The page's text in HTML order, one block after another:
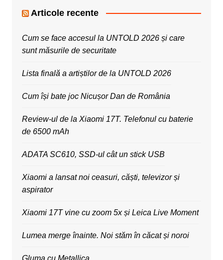
Articole recente
Cum se face accesul la UNTOLD 2026 și care
sunt măsurile de securitate
Lista finală a artiștilor de la UNTOLD 2026
Cum își bate joc Nicușor Dan de România
Review-ul de la Xiaomi 17T. Telefonul cu baterie
de 6500 mAh
ADATA SC610, SSD-ul cât un stick USB
Xiaomi a lansat noi ceasuri, căști, televizor și
aspirator
Xiaomi 17T vine cu zoom 5x și Leica Live Moment
Lumea merge înainte. Noi stăm în căcat și noroi
Gluma cu Metallica